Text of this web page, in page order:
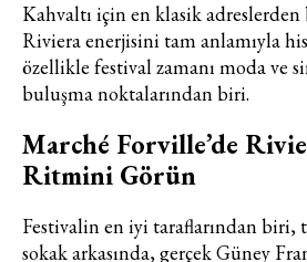
Kahvaltı için en klasik
Riviera enerjisini tam anlamıyla
özellikle festival zamanı moda ve
buluşma noktalarından biri.
Marché Forville’de
Ritmini Görün
Festivalin en iyi taraflarından biri,
sokak arkasında, gerçek Güney